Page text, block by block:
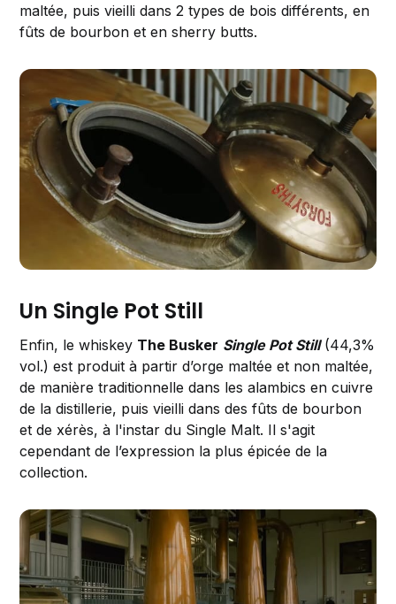
maltée, puis vieilli dans 2 types de bois différents, en
fûts de bourbon et en sherry butts.
Un Single Pot Still
Enfin, le whiskey The Busker Single Pot Still(44,3%
vol.) est produit à partir d’orge maltée et non maltée,
de manière traditionnelle dans les alambics en cuivre
de la distillerie, puis vieilli dans des fûts de bourbon
et de xérès, à l'instar du Single Malt. Il s'agit
cependant de l’expression la plus épicée de la
collection.